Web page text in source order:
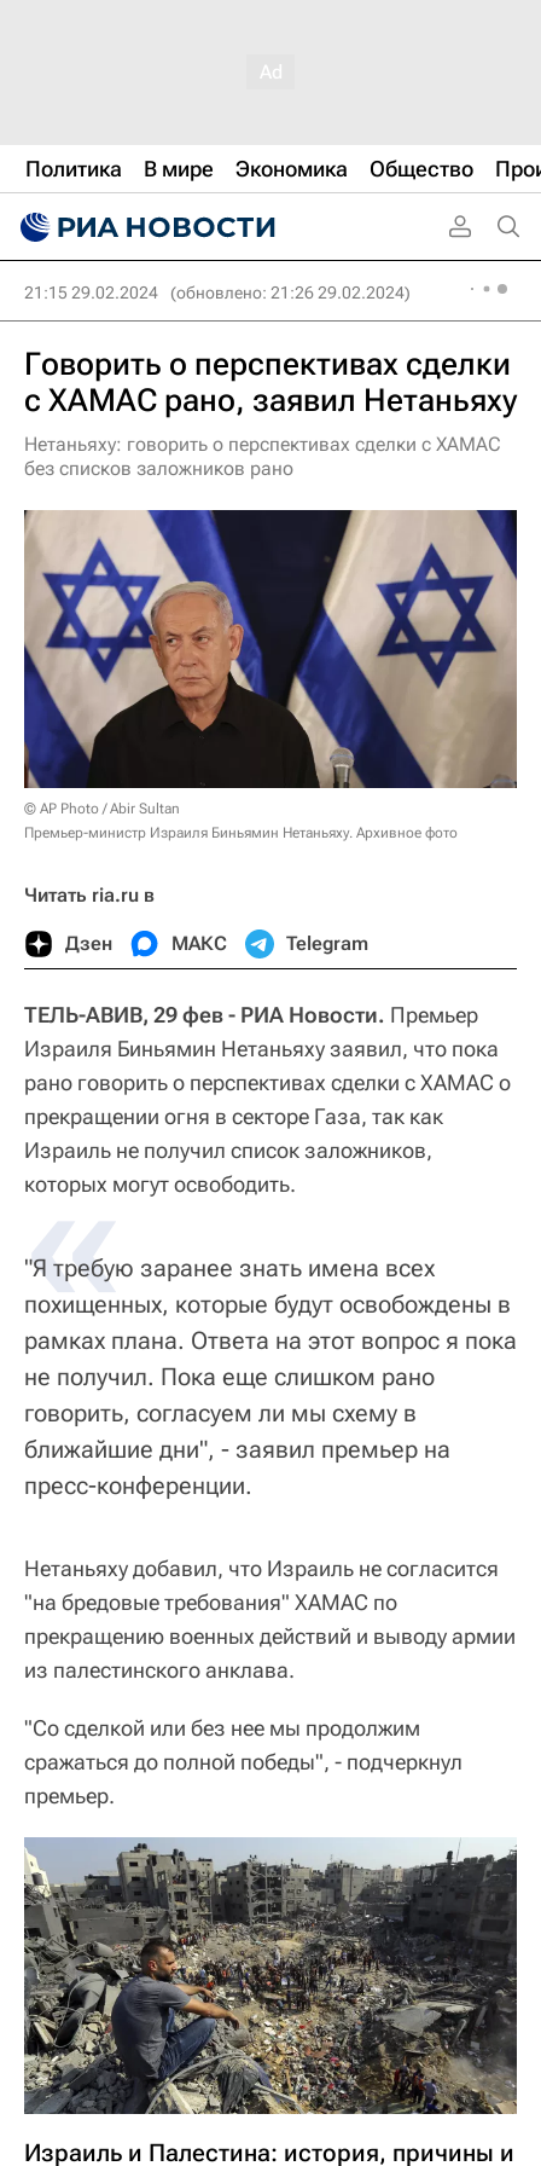
Политика В мире Экономика Общество
21:15 29.02.2024 (обновлено: 21:26 29.02.2024)
Говорить о перспективах сделки
с ХАМАС рано, заявил Нетаньяху
Нетаньяху: говорить о перспективах сделки с ХАМАС
без списков заложников рано
© AP Photo / Abir Sultan
Премьер-министр Израиля Биньямин Нетаньяху. Архивное фото
Читать ria.ru в
Дзен МАКС Telegram
ТЕЛЬ-АВИВ, 29 фев - РИА Новости. Премьер
Израиля Биньямин Нетаньяху заявил, что пока
рано говорить о перспективах сделки с ХАМАС о
прекращении огня в секторе Газа, так как
Израиль не получил список заложников,
которых могут освободить.
«
"Я требую заранее знать имена всех
похищенных, которые будут освобождены в
рамках плана. Ответа на этот вопрос я пока
не получил. Пока еще слишком рано
говорить, согласуем ли мы схему в
ближайшие дни", - заявил премьер на
пресс-конференции.
Нетаньяху добавил, что Израиль не согласится
"на бредовые требования" ХАМАС по
прекращению военных действий и выводу армии
из палестинского анклава.
"Со сделкой или без нее мы продолжим
сражаться до полной победы", - подчеркнул
премьер.
Израиль и Палестина: история, причины и